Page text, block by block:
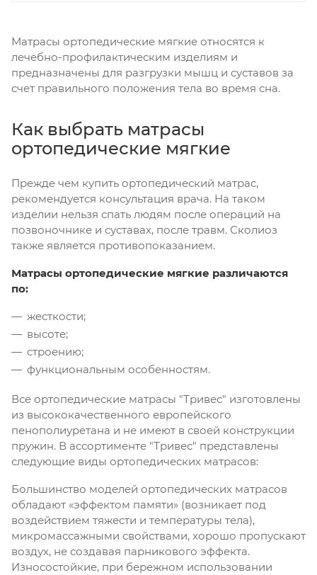
Матрасы ортопедические мягкие относятся к
лечебно-профилактическим изделиям и
предназначены для разгрузки мышц и суставов за
счет правильного положения тела во время сна.
Как выбрать матрасы
ортопедические мягкие
Прежде чем купить ортопедический матрас,
рекомендуется консультация врача. На таком
изделии нельзя спать людям после операций на
позвоночнике и суставах, после травм. Сколиоз
также является противопоказанием.
Матрасы ортопедические мягкие различаются
по:
жесткости;
высоте;
строению;
функциональным особенностям.
Все ортопедические матрасы "Тривес" изготовлены
из высококачественного европейского
пенополиуретана и не имеют в своей конструкции
пружин. В ассортименте "Тривес" представлены
следующие виды ортопедических матрасов:
Большинство моделей ортопедических матрасов
обладают «эффектом памяти» (возникает под
воздействием тяжести и температуры тела),
микромассажными свойствами, хорошо пропускают
воздух, не создавая парникового эффекта.
Износостойкие, при бережном использовании